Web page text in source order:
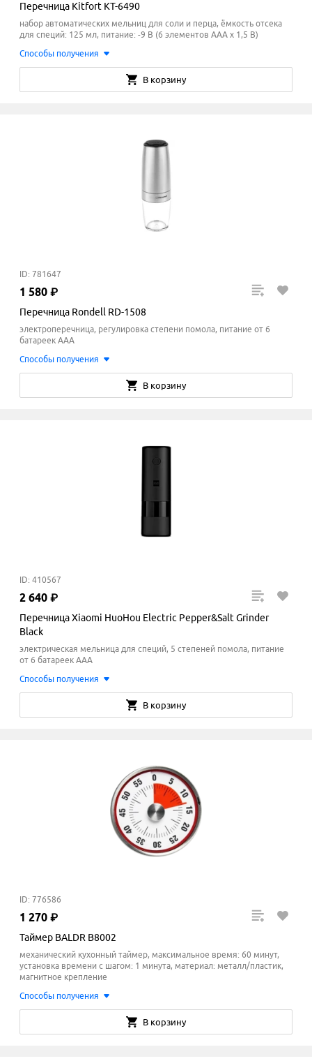
Перечница Kitfort KT-6490
набор автоматических мельниц для соли и перца, ёмкость отсека
для специй: 125 мл, питание: -9 В (6 элементов ААА х 1,5 В)
Способы получения
В корзину
ID: 781647
1 580 ₽
Перечница Rondell RD-1508
электроперечница, регулировка степени помола, питание от 6
батареек AAA
Способы получения
В корзину
ID: 410567
2 640 ₽
Перечница Xiaomi HuoHou Electric Pepper&Salt Grinder
Black
электрическая мельница для специй, 5 степеней помола, питание
от 6 батареек AAА
Способы получения
В корзину
ID: 776586
1 270 ₽
Таймер BALDR B8002
механический кухонный таймер, максимальное время: 60 минут,
установка времени с шагом: 1 минута, материал: металл/пластик,
магнитное крепление
Способы получения
В корзину